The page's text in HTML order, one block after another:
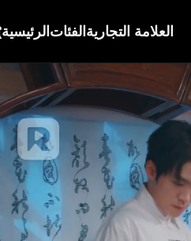
الرئيسيةالفئاتالعلامة التجارية